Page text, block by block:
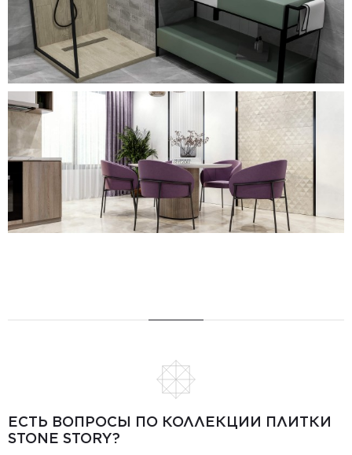
ЕСТЬ ВОПРОСЫ ПО КОЛЛЕКЦИИ ПЛИТКИ
STONE STORY?